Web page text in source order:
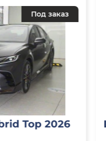
Под заказ
Top 2026